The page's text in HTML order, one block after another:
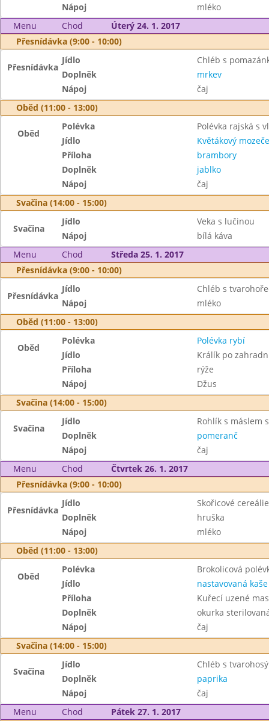
Nápoj
mléko
Menu
Chod
Úterý 24. 1. 2017
Přesnídávka (9:00 - 10:00)
Přesnídávka
Jídlo
Chléb s
Doplněk
mrkev
Nápoj
čaj
Oběd (11:00 - 13:00)
Oběd
Polévka
Polévka rajská s
Jídlo
Květákový
Příloha
brambory
Doplněk
jablko
Nápoj
čaj
Svačina (14:00 - 15:00)
Svačina
Jídlo
Veka s lučinou
Nápoj
bílá káva
Menu
Chod
Středa 25. 1. 2017
Přesnídávka (9:00 - 10:00)
Přesnídávka
Jídlo
Chléb s
Nápoj
mléko
Oběd (11:00 - 13:00)
Oběd
Polévka
Polévka rybí
Jídlo
Králík po
Příloha
rýže
Nápoj
Džus
Svačina (14:00 - 15:00)
Svačina
Jídlo
Rohlík s máslem
Doplněk
pomeranč
Nápoj
čaj
Menu
Chod
Čtvrtek 26. 1. 2017
Přesnídávka (9:00 - 10:00)
Přesnídávka
Jídlo
Skořicové cereálie
Doplněk
hruška
Nápoj
mléko
Oběd (11:00 - 13:00)
Oběd
Polévka
Brokolicová
Jídlo
nastavovaná kaše
Příloha
Kuřecí uzené
Doplněk
okurka
Nápoj
čaj
Svačina (14:00 - 15:00)
Svačina
Jídlo
Chléb s
Doplněk
paprika
Nápoj
čaj
Menu
Chod
Pátek 27. 1. 2017